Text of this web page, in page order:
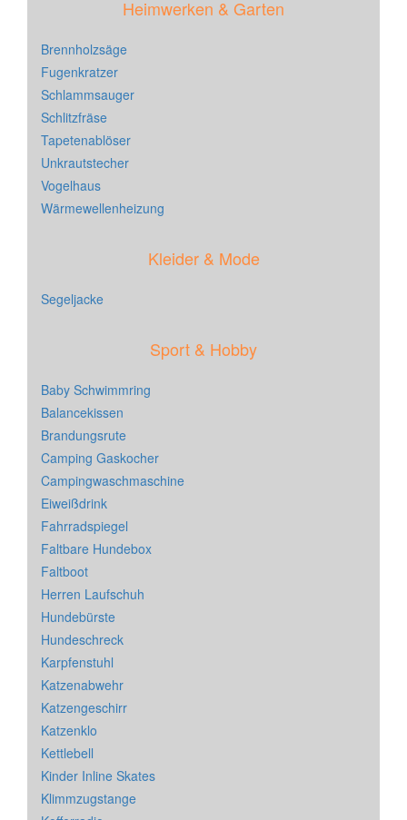
Heimwerken & Garten
Brennholzsäge
Fugenkratzer
Schlammsauger
Schlitzfräse
Tapetenablöser
Unkrautstecher
Vogelhaus
Wärmewellenheizung
Kleider & Mode
Segeljacke
Sport & Hobby
Baby Schwimmring
Balancekissen
Brandungsrute
Camping Gaskocher
Campingwaschmaschine
Eiweißdrink
Fahrradspiegel
Faltbare Hundebox
Faltboot
Herren Laufschuh
Hundebürste
Hundeschreck
Karpfenstuhl
Katzenabwehr
Katzengeschirr
Katzenklo
Kettlebell
Kinder Inline Skates
Klimmzugstange